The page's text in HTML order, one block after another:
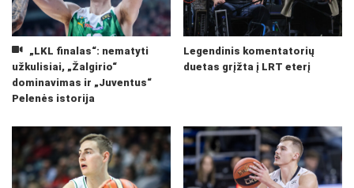
„LKL finalas“: nematyti
užkulisiai, „Žalgirio“
dominavimas ir „Juventus“
Pelenės istorija
Legendinis komentatorių
duetas grįžta į LRT eterį